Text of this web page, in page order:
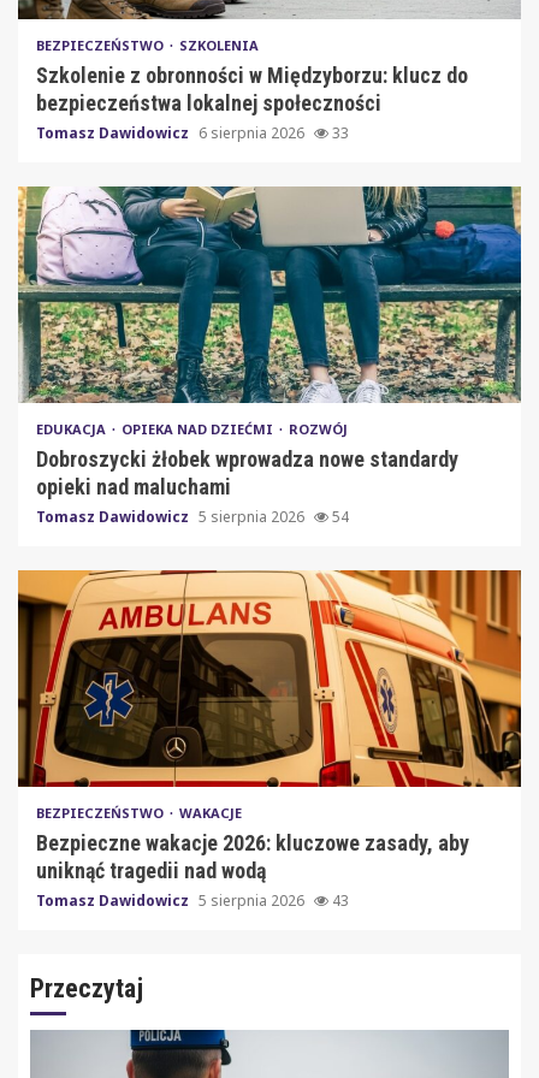
BEZPIECZEŃSTWO SZKOLENIA
Szkolenie z obronności w Międzyborzu: klucz do
bezpieczeństwa lokalnej społeczności
Tomasz Dawidowicz 6 sierpnia 2026 33
EDUKACJA OPIEKA NAD DZIEĆMI ROZWÓJ
Dobroszycki żłobek wprowadza nowe standardy
opieki nad maluchami
Tomasz Dawidowicz 5 sierpnia 2026 54
BEZPIECZEŃSTWO WAKACJE
Bezpieczne wakacje 2026: kluczowe zasady, aby
uniknąć tragedii nad wodą
Tomasz Dawidowicz 5 sierpnia 2026 43
Przeczytaj